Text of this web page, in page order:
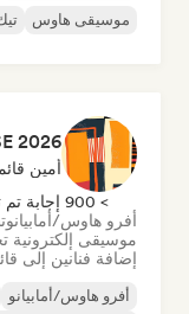
موسيقى هاوس
2026
أمين
> 900 إجابة تم تقديمها
أفرو هاوس/أمابيانو
موسيقى إلكترونية
إضافة فنانين إلى
أفرو هاوس/أمابيانو